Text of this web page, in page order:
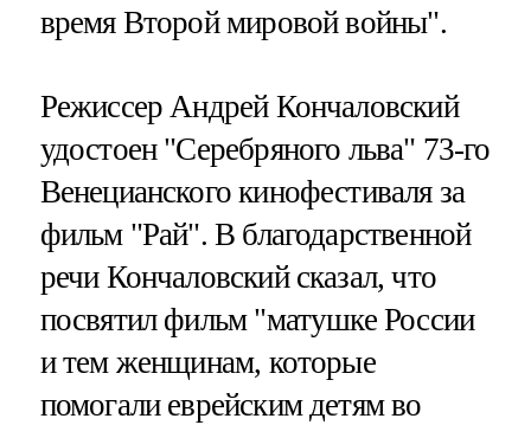
время Второй мировой войны".
Режиссер Андрей Кончаловский
удостоен "Серебряного льва" 73-го
Венецианского кинофестиваля за
фильм "Рай". В благодарственной
речи Кончаловский сказал, что
посвятил фильм "матушке России
и тем женщинам, которые
помогали еврейским детям во